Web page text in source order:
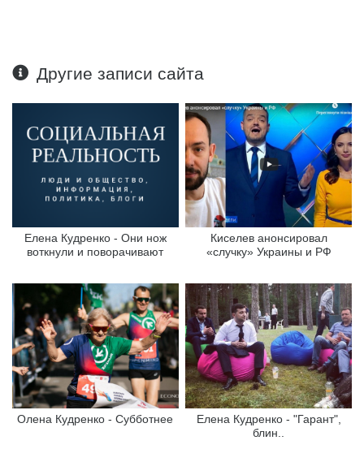
Другие записи сайта
Елена Кудренко - Они нож
воткнули и поворачивают
Киселев анонсировал
«случку» Украины и РФ
Олена Кудренко - Субботнее
Елена Кудренко - "Гарант",
блин..